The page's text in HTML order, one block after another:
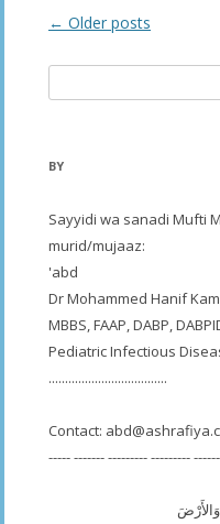
Post
← Older posts
for:
BY
Sayyidi wa sanadi Mufti
murid/mujaaz:
'abd
Dr Mohammed Hanif
MBBS, FAAP, DABP,
Pediatric Infectious
....................................
Contact:
----- ------- --------- --------- ------